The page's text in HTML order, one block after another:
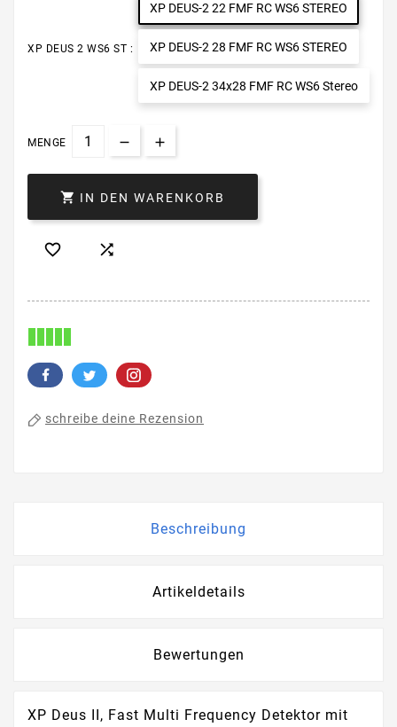
XP DEUS 2 WS6 ST :
XP DEUS-2 22 FMF RC WS6 STEREO
XP DEUS-2 28 FMF RC WS6 STEREO
XP DEUS-2 34x28 FMF RC WS6 Stereo
MENGE
 IN DEN WARENKORB
 
schreibe deine Rezension
Beschreibung
Artikeldetails
Bewertungen
XP Deus II, Fast Multi Frequency Detektor mit